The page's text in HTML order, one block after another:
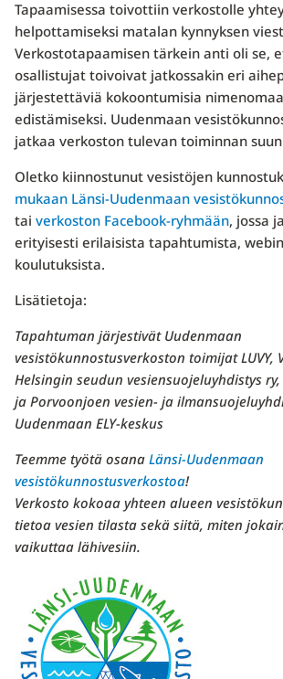
Tapaamisessa toivottiin verkostolle
helpottamiseksi matalan kynnyksen
Verkostotapaamisen tärkein anti oli se,
osallistujat toivoivat jatkossakin eri
järjestettäviä kokoontumisia
edistämiseksi. Uudenmaan
jatkaa verkoston tulevan toiminnan
Oletko kiinnostunut vesistöjen
mukaan Länsi-Uudenmaan
tai verkoston Facebook-ryhmään, jossa
erityisesti erilaisista tapahtumista,
koulutuksista.
Lisätietoja:
Tapahtuman järjestivät Uudenmaan
vesistökunnostusverkoston toimijat LUVY,
Helsingin seudun vesiensuojeluyhdistys
ja Porvoonjoen vesien- ja
Uudenmaan ELY-keskus
Teemme työtä osana Länsi-Uudenmaan
vesistökunnostusverkostoa!
Verkosto kokoaa yhteen alueen
tietoa vesien tilasta sekä siitä, miten
vaikuttaa lähivesiin.